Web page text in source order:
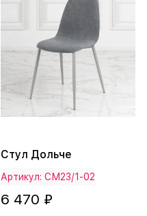
Стул Дольче
Артикул: СМ23/1-02
6 470 ₽